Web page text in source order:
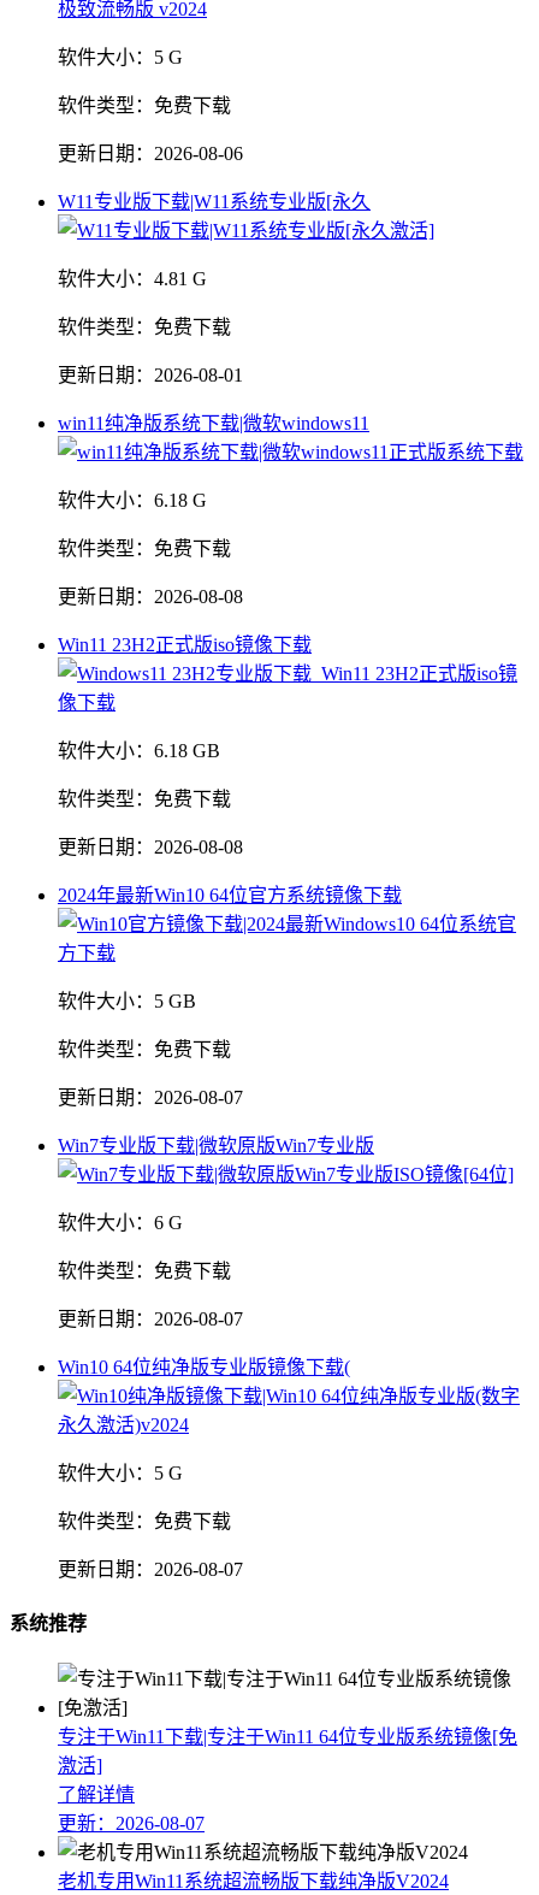
软件大小： 5 G
软件类型： 免费下载
更新日期： 2026-08-06
W11专业版下载|W11系统专业版[永久
软件大小： 4.81 G
软件类型： 免费下载
更新日期： 2026-08-01
win11纯净版系统下载|微软windows11
软件大小： 6.18 G
软件类型： 免费下载
更新日期： 2026-08-08
Win11 23H2正式版iso镜像下载
软件大小： 6.18 GB
软件类型： 免费下载
更新日期： 2026-08-08
2024年最新Win10 64位官方系统镜像下载
软件大小： 5 GB
软件类型： 免费下载
更新日期： 2026-08-07
Win7专业版下载|微软原版Win7专业版
软件大小： 6 G
软件类型： 免费下载
更新日期： 2026-08-07
Win10 64位纯净版专业版镜像下载(
软件大小： 5 G
软件类型： 免费下载
更新日期： 2026-08-07
系统推荐
专注于Win11下载|专注于Win11 64位专业版系统镜像[免
激活]
了解详情
更新：2026-08-07
老机专用Win11系统超流畅版下载纯净版V2024